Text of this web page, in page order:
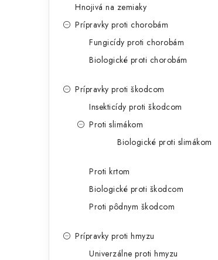
Hnojivá na zemiaky
Prípravky proti chorobám
Fungicídy proti chorobám
Biologické proti chorobám
Prípravky proti škodcom
Insekticídy proti škodcom
Proti slimákom
Biologické proti slimákom
Proti krtom
Biologické proti škodcom
Proti pôdnym škodcom
Prípravky proti hmyzu
Univerzálne proti hmyzu